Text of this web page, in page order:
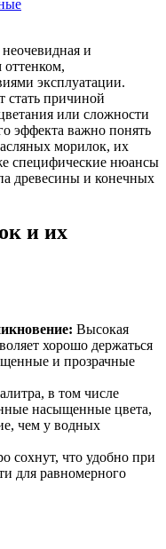
и
эксплуатации.
стать причиной
или сложности
эффекта важно понять
морилок, их
специфические нюансы
древесины и конечных
и их
Высокая
хорошо держаться
и прозрачные
в том числе
насыщенные цвета,
чем у водных
сохнут, что удобно при
для равномерного